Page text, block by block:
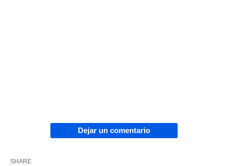
Dejar un comentario
SHARE